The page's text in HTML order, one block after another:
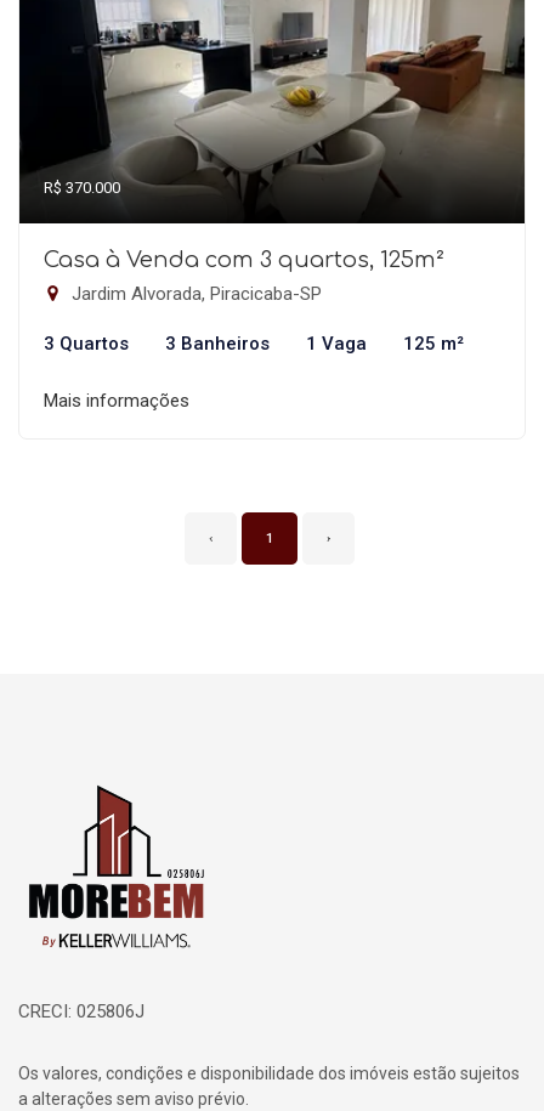
R$ 370.000
Casa à Venda com 3 quartos, 125m²
Jardim Alvorada, Piracicaba-SP
3 Quartos 3 Banheiros 1 Vaga 125 m²
Mais informações
‹ 1 ›
Página inicial
CRECI: 025806J
Os valores, condições e disponibilidade dos imóveis estão sujeitos
a alterações sem aviso prévio.